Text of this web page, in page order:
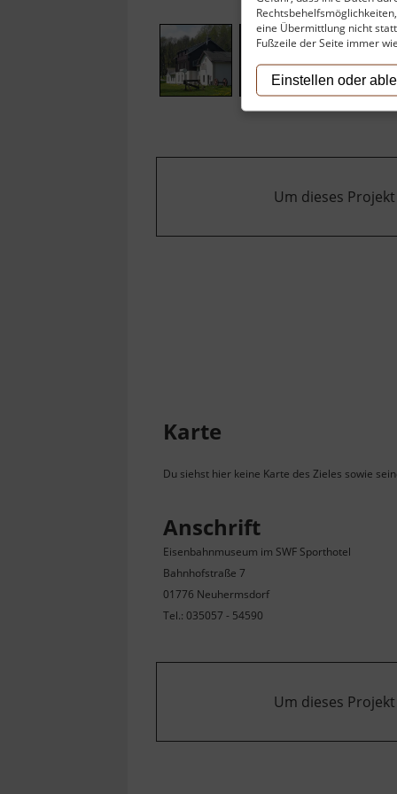
eine Übermittlung nicht
Fußzeile der Seite immer
Einstellen oder
Um dieses
Karte
Du siehst hier keine Karte des Zieles sowie
Anschrift
Eisenbahnmuseum im SWF Sporthotel
Bahnhofstraße 7
01776 Neuhermsdorf
Tel.: 035057 - 54590
Um dieses